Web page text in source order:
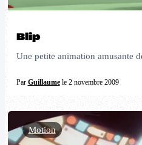
Blip
Une petite animation amusante
Par Guillaumele 2 novembre 2009
Motion